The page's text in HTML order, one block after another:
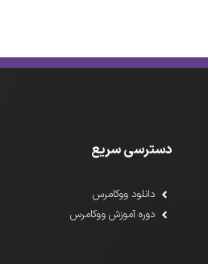
دسترسی سریع
دانلود ووکامرس
دوره آموزش ووکامرس